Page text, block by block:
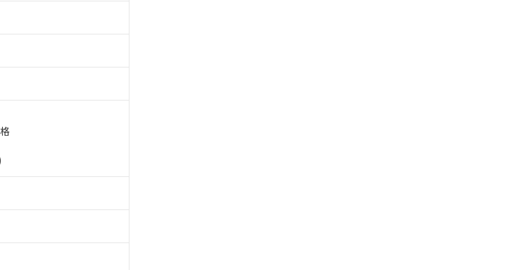
るもので、過去に遡って非含有を証明するものではありません。
物質の対応では、対応完了までの期間は出荷製品に未対応品が
ておりました。
していることから、特段のことがない限り、2022年1月12日よ